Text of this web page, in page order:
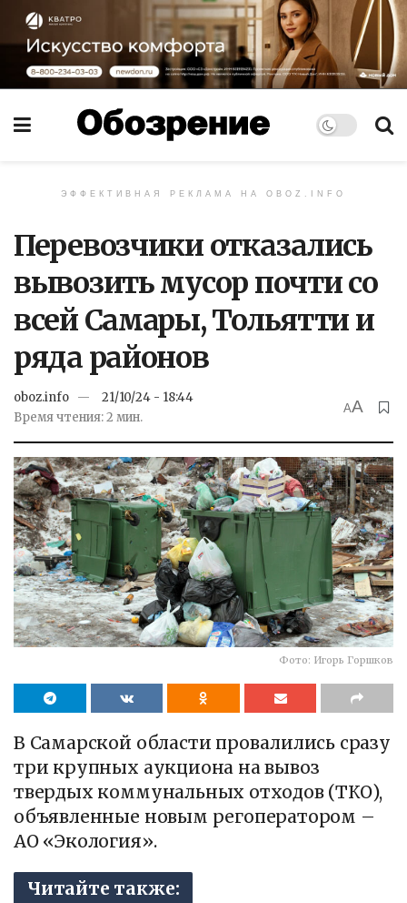
ЭФФЕКТИВНАЯ РЕКЛАМА НА OBOZ.INFO
Перевозчики отказались
вывозить мусор почти со
всей Самары, Тольятти и
ряда районов
oboz.info
21/10/24 - 18:44
Время чтения: 2 мин.
AA
Фото: Игорь Горшков
В Самарской области провалились сразу
три крупных аукциона на вывоз
твердых коммунальных отходов (ТКО),
объявленные новым регоператором –
АО «Экология».
Читайте также: